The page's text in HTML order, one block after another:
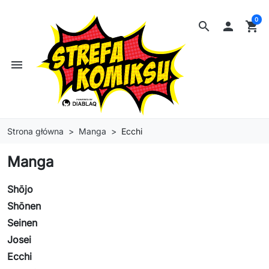
search
menu
 shopping_cart
0
Strona główna Manga Ecchi
Manga
Shōjo
Shōnen
Seinen
Josei
Ecchi